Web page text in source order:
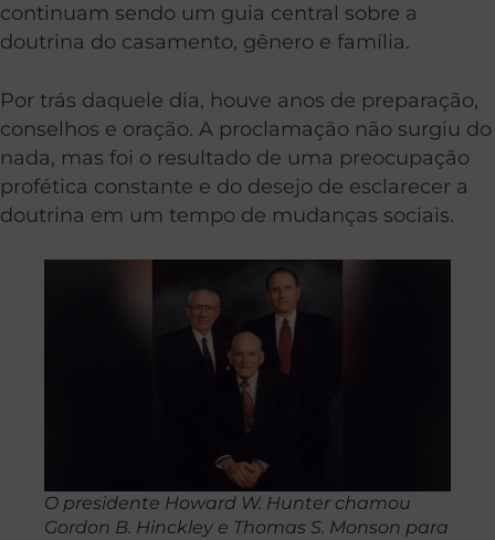
continuam sendo um guia central sobre a
doutrina do casamento, gênero e família.
Por trás daquele dia, houve anos de preparação,
conselhos e oração. A proclamação não surgiu do
nada, mas foi o resultado de uma preocupação
profética constante e do desejo de esclarecer a
doutrina em um tempo de mudanças sociais.
O presidente Howard W. Hunter chamou
Gordon B. Hinckley e Thomas S. Monson para